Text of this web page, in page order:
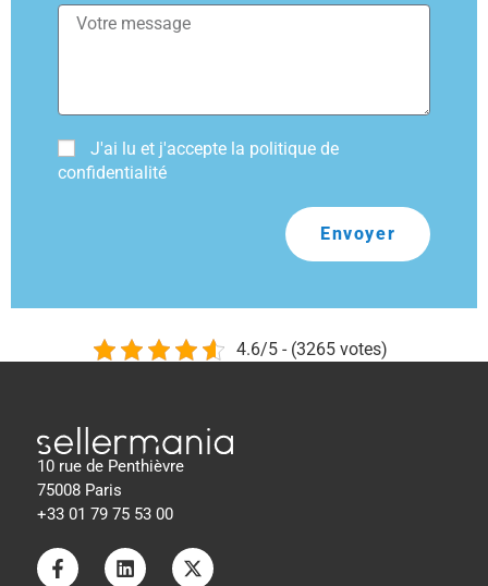
J'ai lu et j'accepte la politique de
confidentialité
Envoyer
4.6/5 - (3265 votes)
10 rue de Penthièvre
75008 Paris
+33 01 79 75 53 00